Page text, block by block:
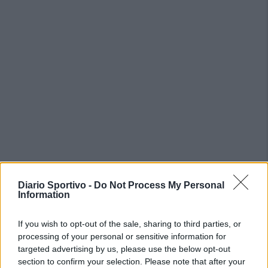
Diario Sportivo - Do Not Process My Personal
Information
If you wish to opt-out of the sale, sharing to third parties, or
processing of your personal or sensitive information for
targeted advertising by us, please use the below opt-out
section to confirm your selection. Please note that after your
PIÙ LETTI OGGI
L'Ilva si completa con Markic, Contucci,
Carlucci, Bevilacqua, Solinas, Souare e Galic
7 Ago 2026